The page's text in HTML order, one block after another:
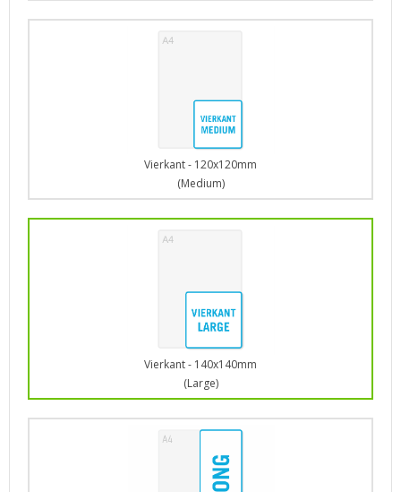
Vierkant - 120x120mm
(Medium)
Vierkant - 140x140mm
(Large)